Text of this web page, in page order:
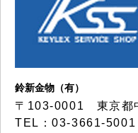
鈴新金物（有）
〒103-0001 東京都
TEL：03-3661-